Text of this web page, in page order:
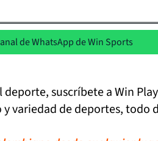
de WhatsApp de Win Sports
suscríbete a Win
variedad de deportes, todo